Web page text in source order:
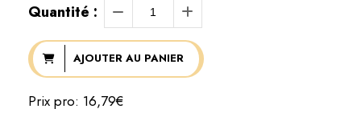
Quantité :
AJOUTER AU PANIER
Prix pro: 16,79€